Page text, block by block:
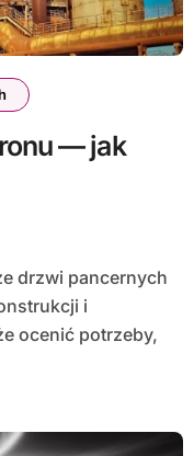
— jak
i
ocenić potrzeby,